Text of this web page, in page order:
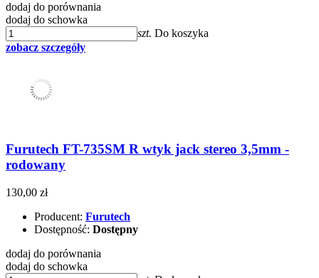
dodaj do porównania
dodaj do schowka
szt. Do koszyka
zobacz szczegóły
Furutech FT-735SM R wtyk jack stereo 3,5mm -
rodowany
130,00 zł
Producent: Furutech
Dostępność: Dostępny
dodaj do porównania
dodaj do schowka